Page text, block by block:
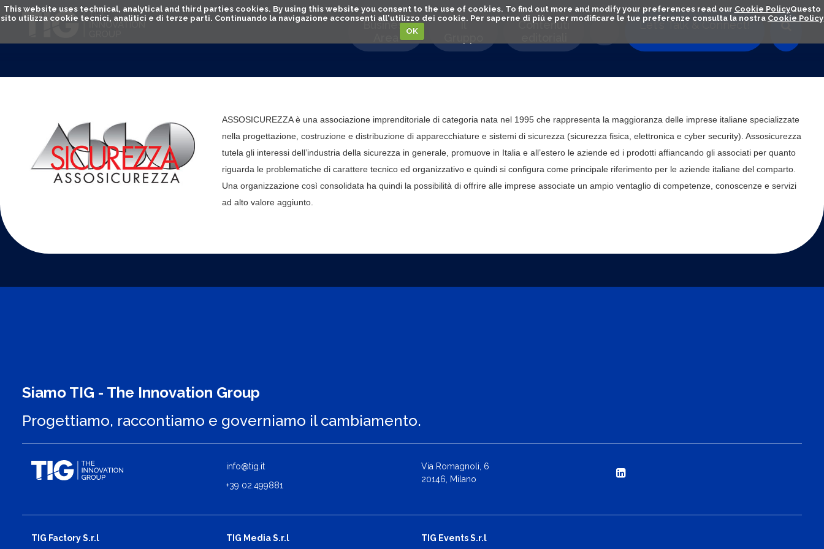
This website uses technical, analytical and third parties cookies. By using this website you consent to the use of cookies. To find out more and modify your preferences read our Cookie PolicyQuesto
sito utilizza cookie tecnici, analitici e di terze parti. Continuando la navigazione acconsenti all'utilizzo dei cookie. Per saperne di piú e per modificare le tue preferenze consulta la nostra Cookie Policy
OK
Let's Talk & Connect!
Business
Il
Contenuti
ASSOSICUREZZA è una associazione imprenditoriale di categoria nata nel 1995 che rappresenta la maggioranza delle imprese italiane specializzate
nella progettazione, costruzione e distribuzione di apparecchiature e sistemi di sicurezza (sicurezza fisica, elettronica e cyber security). Assosicurezza
tutela gli interessi dell’industria della sicurezza in generale, promuove in Italia e all’estero le aziende ed i prodotti affiancando gli associati per quanto
riguarda le problematiche di carattere tecnico ed organizzativo e quindi si configura come principale riferimento per le aziende italiane del comparto.
Una organizzazione così consolidata ha quindi la possibilità di offrire alle imprese associate un ampio ventaglio di competenze, conoscenze e servizi
ad alto valore aggiunto.
Siamo TIG - The Innovation Group
Progettiamo, raccontiamo e governiamo il cambiamento.
info@tig.it
+39 02.499881
Via Romagnoli, 6
20146, Milano
TIG Factory S.r.l TIG Media S.r.l TIG Events S.r.l